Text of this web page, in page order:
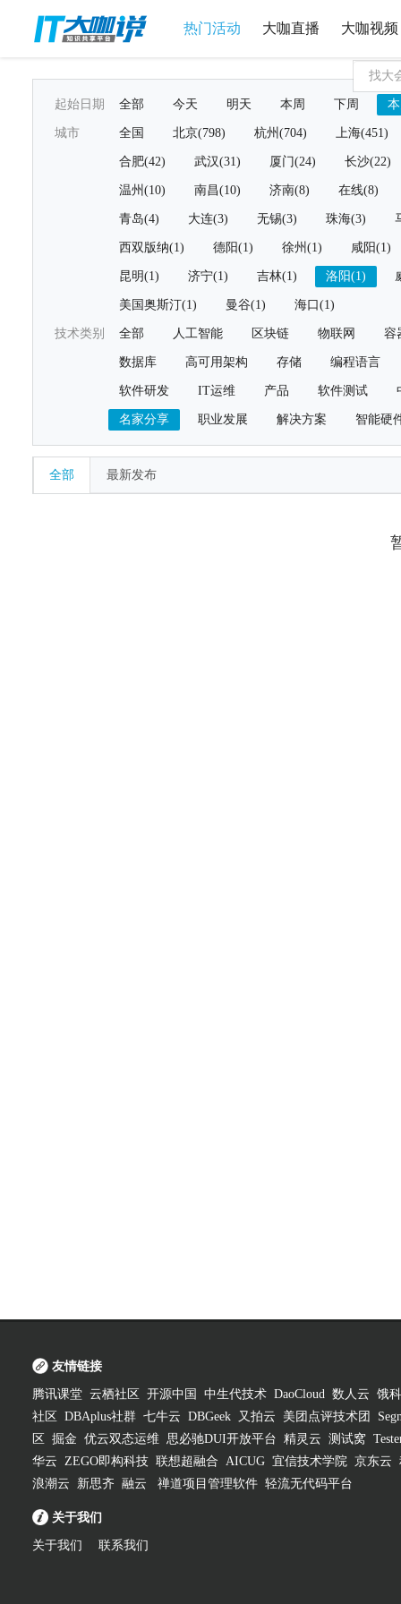
热门活动 大咖直播 大咖视频
起始日期 全部 今天 明天 本周 下周
城市 全国 北京(798) 杭州(704) 上海(451)
合肥(42) 武汉(31) 厦门(24) 长沙(22)
温州(10) 南昌(10) 济南(8) 在线(8)
青岛(4) 大连(3) 无锡(3) 珠海(3)
西双版纳(1) 德阳(1) 徐州(1) 咸阳(1)
昆明(1) 济宁(1) 吉林(1) 洛阳(1)
美国奥斯汀(1) 曼谷(1) 海口(1)
技术类别 全部 人工智能 区块链 物联网 容
数据库 高可用架构 存储 编程语言
软件研发 IT运维 产品 软件测试
名家分享 职业发展 解决方案 智能硬
全部 最新发布
友情链接
腾讯课堂 云栖社区 开源中国 中生代技术 DaoCloud 数人云 饿
社区
DBAplus社群 七牛云 DBGeek 又拍云 美团点评技术团
区
掘金 优云双态运维 思必驰DUI开放平台 精灵云 测试窝
华云 ZEGO即构科技 联想超融合 AICUG 宜信技术学院 京东云
浪潮云
新思齐 融云 禅道项目管理软件 轻流无代码平台
关于我们
关于我们 联系我们